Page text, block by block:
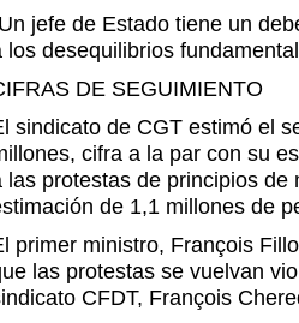
jefe de Estado tiene un
los desequilibrios
DE SEGUIMIENTO
sindicato de CGT estimó el
cifra a la par con su
las protestas de principios de
de 1,1 millones de
primer ministro, François
las protestas se vuelvan
CFDT, François